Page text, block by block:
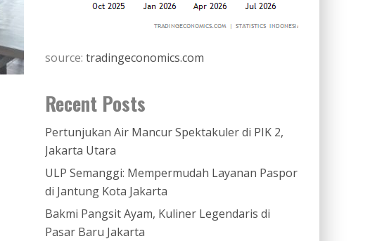
source: tradingeconomics.com
Recent Posts
Pertunjukan Air Mancur Spektakuler di PIK 2,
Jakarta Utara
ULP Semanggi: Mempermudah Layanan Paspor
di Jantung Kota Jakarta
Bakmi Pangsit Ayam, Kuliner Legendaris di
Pasar Baru Jakarta